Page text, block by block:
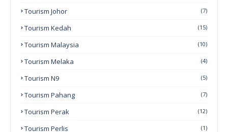
Tourism Johor (7)
Tourism Kedah (15)
Tourism Malaysia (10)
Tourism Melaka (4)
Tourism N9 (5)
Tourism Pahang (7)
Tourism Perak (12)
Tourism Perlis (1)